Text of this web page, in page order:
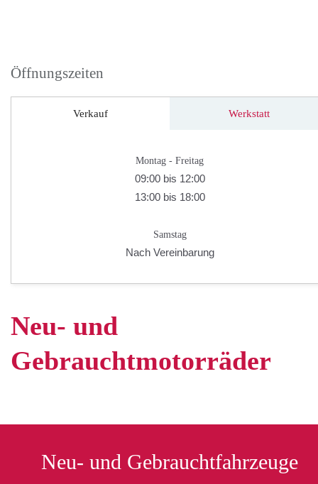
Öffnungszeiten
Verkauf Werkstatt
Montag - Freitag
09:00 bis 12:00
13:00 bis 18:00
Samstag
Nach Vereinbarung
Neu- und
Gebrauchtmotorräder
Neu- und Gebrauchtfahrzeuge